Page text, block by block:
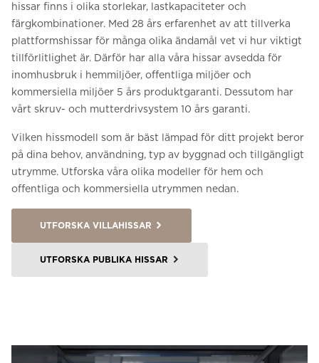
hissar finns i olika storlekar, lastkapaciteter och
färgkombinationer. Med 28 års erfarenhet av att tillverka
plattformshissar för många olika ändamål vet vi hur viktigt
tillförlitlighet är. Därför har alla våra hissar avsedda för
inomhusbruk i hemmiljöer, offentliga miljöer och
kommersiella miljöer 5 års produktgaranti. Dessutom har
vårt skruv- och mutterdrivsystem 10 års garanti.
Vilken hissmodell som är bäst lämpad för ditt projekt beror
på dina behov, användning, typ av byggnad och tillgängligt
utrymme. Utforska våra olika modeller för hem och
offentliga och kommersiella utrymmen nedan.
UTFORSKA VILLAHISSAR
UTFORSKA PUBLIKA HISSAR